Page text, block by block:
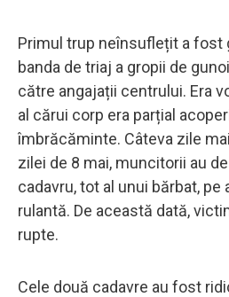
Primul trup neînsuflețit a fost
banda de triaj a gropii de
către angajații centrului. Era
al cărui corp era parțial
îmbrăcăminte. Câteva zile
zilei de 8 mai, muncitorii au
cadavru, tot al unui bărbat, pe
rulantă. De această dată,
rupte.
Cele două cadavre au fost